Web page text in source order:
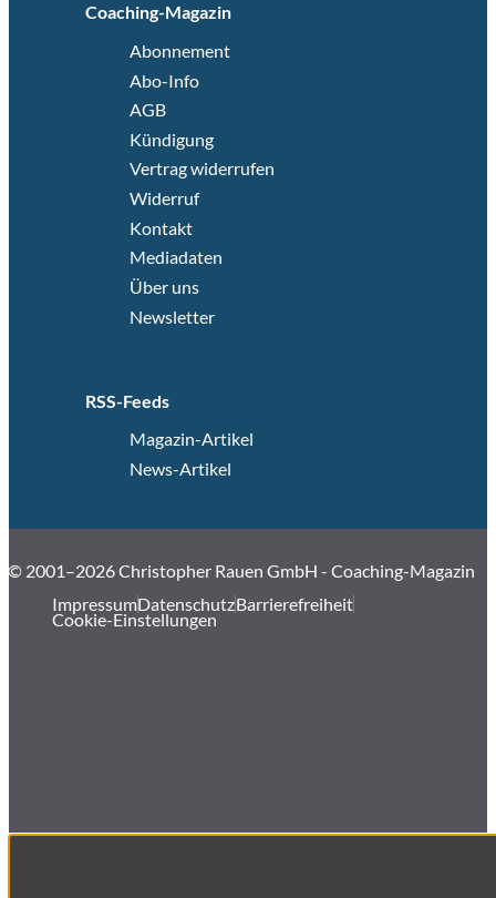
Coaching-Magazin
Abonnement
Abo-Info
AGB
Kündigung
Vertrag widerrufen
Widerruf
Kontakt
Mediadaten
Über uns
Newsletter
RSS-Feeds
Magazin-Artikel
News-Artikel
© 2001–2026 Christopher Rauen GmbH - Coaching-Magazin
ImpressumDatenschutzBarrierefreiheit
Cookie-Einstellungen